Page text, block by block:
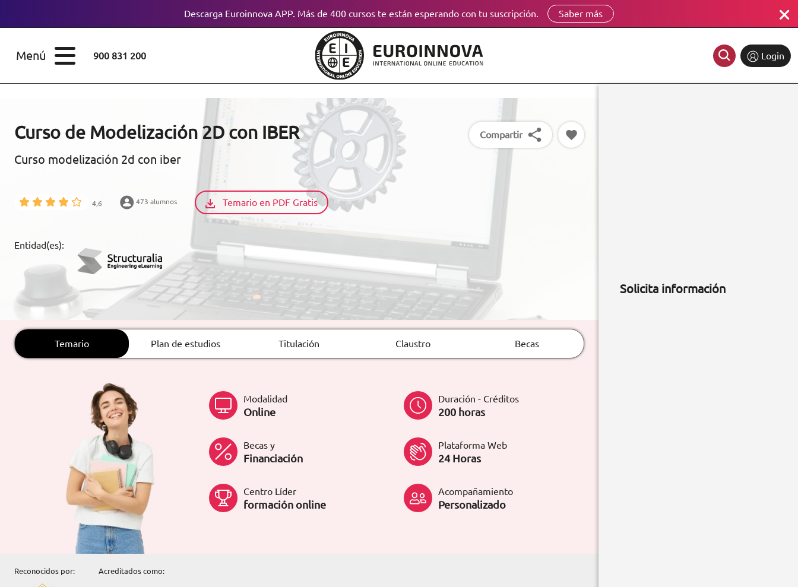
Descarga Euroinnova APP. Más de 400 cursos te están esperando con tu suscripción. Saber más
Menú 900 831 200 Login
FINANCIACIÓN
EDUCATIVOS
LABORAL
(gratuito en
formacion@euroinnova.com
TRABAJA CON NOSOTROS
ESTUDIOS
Doctorados
Maestría
Certificados de
Curso de Modelización 2D con IBER
Curso modelización 2d con iber
4,6 473 alumnos Temario en PDF Gratis
Entidad(es):
Compartir
Temario Plan de estudios Titulación Claustro Becas
Modalidad
Online
Duración - Créditos
200 horas
Becas y
Financiación
Plataforma Web
24 Horas
Centro Líder
formación online
Acompañamiento
Personalizado
Reconocidos por: Acreditados como:
Solicita información